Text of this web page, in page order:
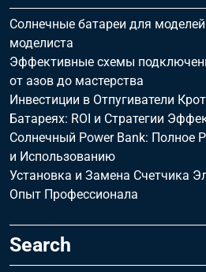
Солнечные батареи для
моделиста
Эффективные схемы
от азов до мастерства
Инвестиции в Отпугиватели
Батареях: ROI и Стратегии
Солнечный Power Bank: Полное
и Использованию
Установка и Замена Счетчика
Опыт Профессионала
Search